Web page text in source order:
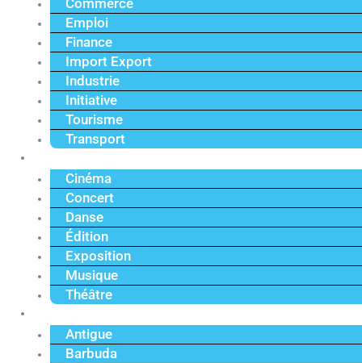
Commerce
Emploi
Finance
Import Export
Industrie
Initiative
Tourisme
Transport
Cinéma
Concert
Danse
Édition
Exposition
Musique
Théâtre
Antigue
Barbuda